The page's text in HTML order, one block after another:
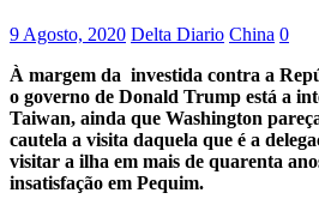
9 Agosto, 2020 Delta Diario China 0
À margem da investida contra a
o governo de Donald Trump está a
Taiwan, ainda que Washington
cautela a visita daquela que é a
visitar a ilha em mais de quarenta
insatisfação em Pequim.